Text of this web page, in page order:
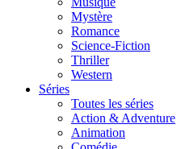
Mystère
Romance
Science-Fiction
Thriller
Western
Séries
Toutes les séries
Action & Adventure
Animation